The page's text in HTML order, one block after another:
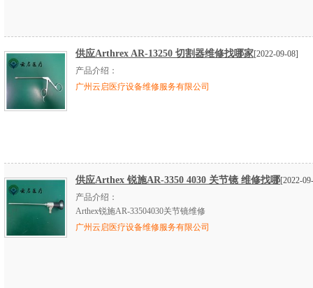
供应Arthrex AR-13250 切割器维修找哪家[2022-09-08]
产品介绍：
广州云启医疗设备维修服务有限公司
供应Arthex 锐施AR-3350 4030 关节镜 维修找哪[2022-
产品介绍：
Arthex锐施AR-33504030关节镜维修
广州云启医疗设备维修服务有限公司